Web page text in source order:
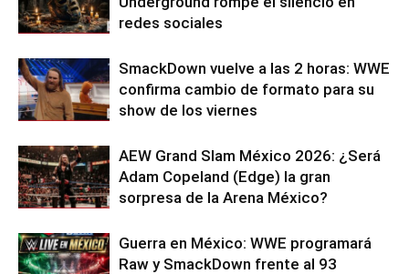
redes sociales
SmackDown vuelve a las 2 horas: WWE
confirma cambio de formato para su
show de los viernes
AEW Grand Slam México 2026: ¿Será
Adam Copeland (Edge) la gran
sorpresa de la Arena México?
Guerra en México: WWE programará
Raw y SmackDown frente al 93